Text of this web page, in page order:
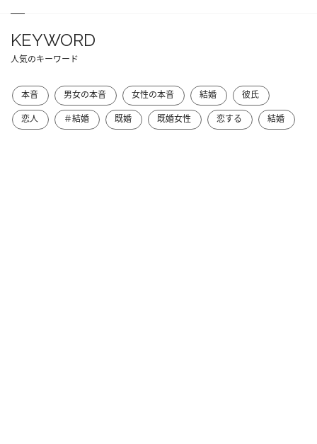
KEYWORD
人気のキーワード
本音 男女の本音 女性の本音 結婚
彼氏
恋人
＃結婚 既婚 既婚女性 恋する 結婚